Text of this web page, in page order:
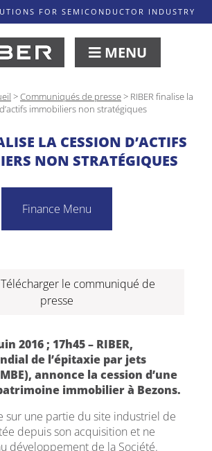
FOR SEMICONDUCTOR INDUSTRY
MENU
>Communiqués de presse> RIBER finalise la
immobiliers non stratégiques
LA CESSION D’ACTIFS
NON STRATÉGIQUES
Finance Menu
Télécharger le communiqué de
presse
2016 ; 17h45 – RIBER,
de l’épitaxie par jets
annonce la cession d’une
immobilier à Bezons.
sur une partie du site industriel de
depuis son acquisition et ne
développement de la Société.